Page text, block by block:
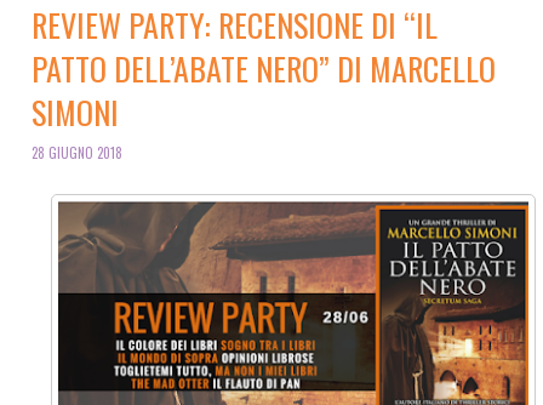
REVIEW PARTY: RECENSIONE DI “IL
PATTO DELL’ABATE NERO” DI MARCELLO
SIMONI
28 GIUGNO 2018